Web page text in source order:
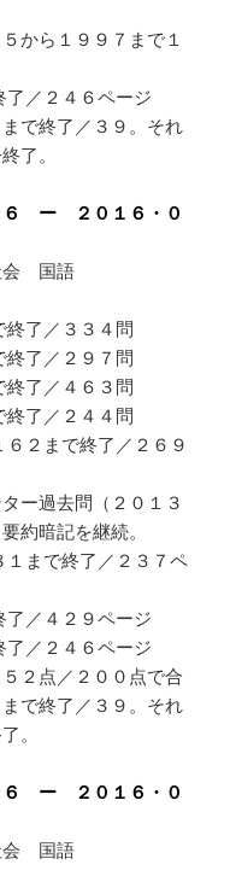
から１９９７まで１
／２４６ページ
で終了／３９。それ
了。
６ ー ２０１６・０
国語
終了／３３４問
終了／２９７問
終了／４６３問
終了／２４４問
６２まで終了／２６９
ー過去問（２０１３
約暗記を継続。
まで終了／２３７ペ
／４２９ページ
／２４６ページ
２点／２００点で合
で終了／３９。それ
。
６ ー ２０１６・０
国語